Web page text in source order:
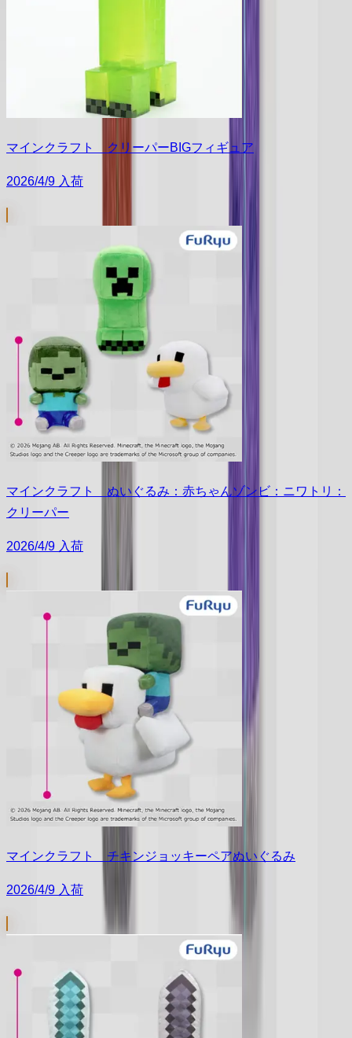
マインクラフト クリーパーBIGフィギュア
2026/4/9 入荷
マインクラフト ぬいぐるみ：赤ちゃんゾンビ：ニワトリ：
クリーパー
2026/4/9 入荷
マインクラフト チキンジョッキーペアぬいぐるみ
2026/4/9 入荷